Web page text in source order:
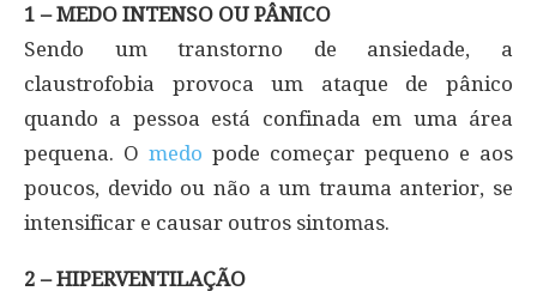
1 – MEDO INTENSO OU PÂNICO
Sendo um transtorno de ansiedade, a
claustrofobia provoca um ataque de pânico
quando a pessoa está confinada em uma área
pequena. O medo pode começar pequeno e aos
poucos, devido ou não a um trauma anterior, se
intensificar e causar outros sintomas.
2 – HIPERVENTILAÇÃO